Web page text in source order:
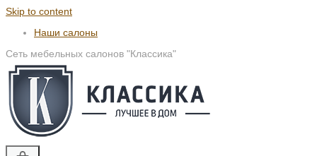
Skip to content
Наши салоны
Сеть мебельных салонов "Классика"